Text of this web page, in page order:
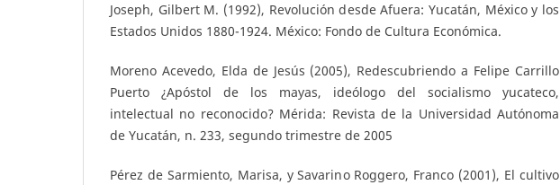
Joseph, Gilbert M. (1992), Revolución desde Afuera: Yucatán, México y los
Estados Unidos 1880-1924. México: Fondo de Cultura Económica.
Moreno Acevedo, Elda de Jesús (2005), Redescubriendo a Felipe Carrillo
Puerto ¿Apóstol de los mayas, ideólogo del socialismo yucateco,
intelectual no reconocido? Mérida: Revista de la Universidad Autónoma
de Yucatán, n. 233, segundo trimestre de 2005
Pérez de Sarmiento, Marisa, y Savarino Roggero, Franco (2001), El cultivo